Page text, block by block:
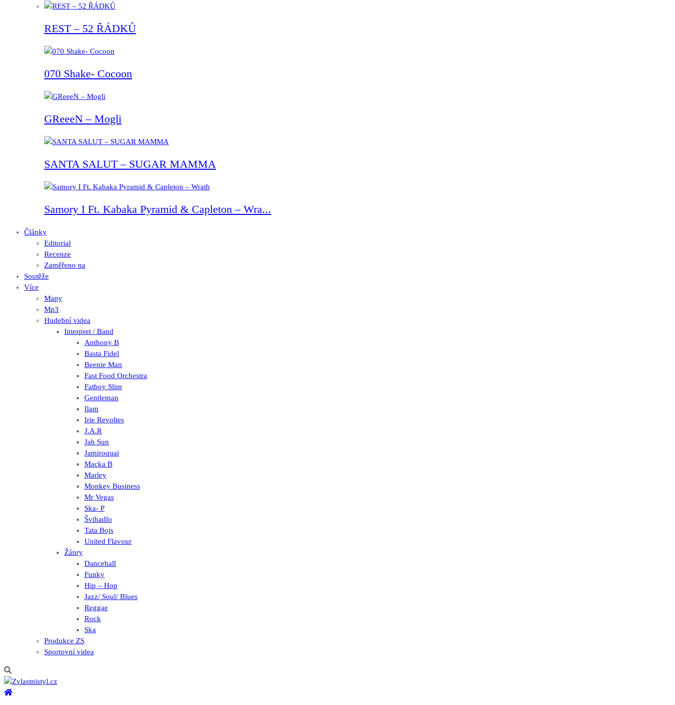
REST – 52 ŘÁDKŮ
070 Shake- Cocoon
GReeeN – Mogli
SANTA SALUT – SUGAR MAMMA
Samory I Ft. Kabaka Pyramid & Capleton – Wra...
Články
Editorial
Recenze
Zaměřeno na
Soutěže
Více
Mapy
Mp3
Hudební videa
Interpret / Band
Anthony B
Basta Fidel
Beenie Man
Fast Food Orchestra
Fatboy Slim
Gentleman
Ilam
Irie Revoltes
J.A.R
Jah Sun
Jamiroquai
Macka B
Marley
Monkey Business
Mr Vegas
Ska- P
Švihadlo
Tata Bojs
United Flavour
Žánry
Dancehall
Funky
Hip – Hop
Jazz/ Soul/ Blues
Reggae
Rock
Ska
Produkce ZS
Sportovní videa